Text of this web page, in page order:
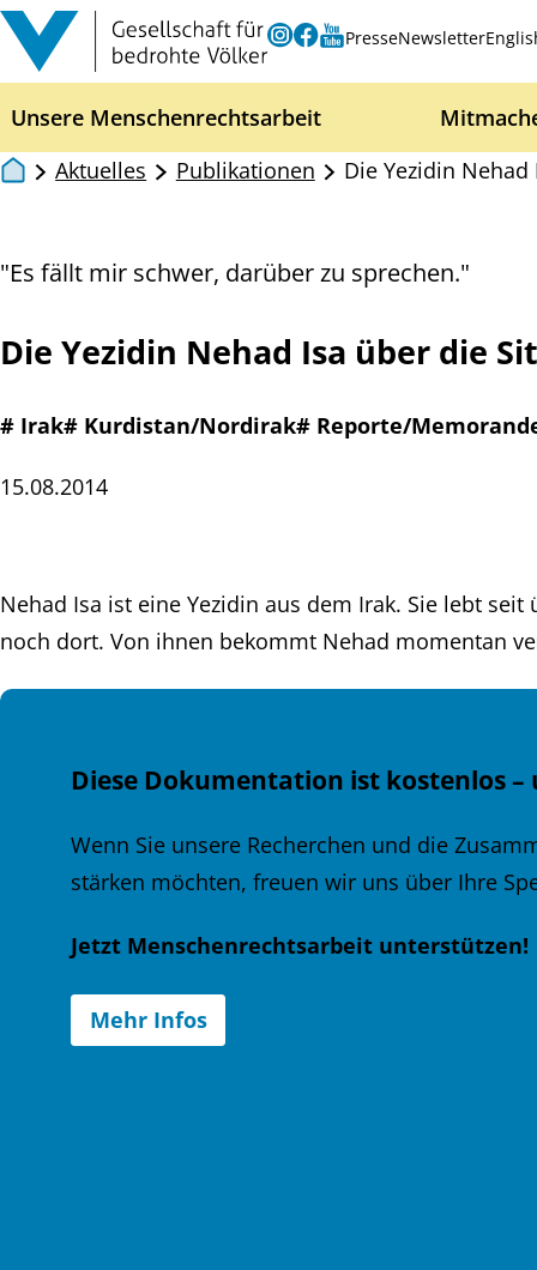
Zum Inhalt springen
Instagram
Facebook
Youtube
PresseNewsletter
Unsere Menschenrechtsarbeit
Aktuelles
Publikationen Die Yezidin
"Es fällt mir schwer, darüber zu sprechen."
Die Yezidin Nehad Isa über die
# Irak# Kurdistan/Nordirak# Reporte/
15.08.2014
Nehad Isa ist eine Yezidin aus dem Irak. Sie lebt
noch dort. Von ihnen bekommt Nehad momentan
Diese Dokumentation ist kostenlos
Wenn Sie unsere Recherchen und die
stärken möchten, freuen wir uns über Ihre
Jetzt Menschenrechtsarbeit unterstützen!
Mehr Infos